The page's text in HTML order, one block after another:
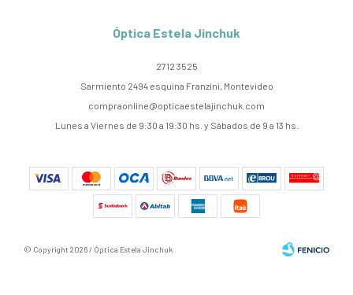
Óptica Estela Jinchuk
2712 3525
Sarmiento 2494 esquina Franzini, Montevideo
compraonline@opticaestelajinchuk.com
Lunes a Viernes de 9:30 a 19:30 hs. y Sábados de 9 a 13 hs.
© Copyright 2026 / Óptica Estela Jinchuk